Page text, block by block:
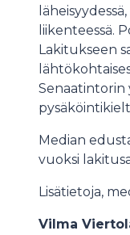
liikenteessä.
Lakitukseen
Senaatintorin
Median
vuoksi
Lisätietoja,
Vilma